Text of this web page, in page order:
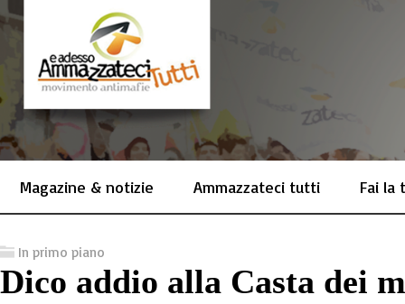
Magazine & notizie Ammazzateci tutti Fai la
In primo piano
Dico addio alla Casta dei